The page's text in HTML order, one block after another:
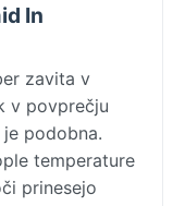
In
zavita v
v povprečju
podobna.
temperature
prinesejo